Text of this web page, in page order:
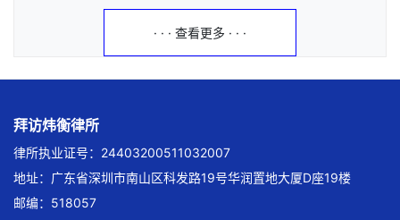
· · · 查看更多 · · ·
拜访炜衡律所
律所执业证号：24403200511032007
地址：广东省深圳市南山区科发路19号华润置地大厦D座19楼
邮编：518057